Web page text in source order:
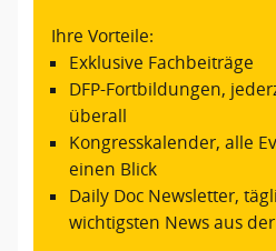
Ihre Vorteile:
Exklusive Fachbeiträge
DFP-Fortbildungen,
überall
Kongresskalender, alle
einen Blick
Daily Doc Newsletter,
wichtigsten News aus